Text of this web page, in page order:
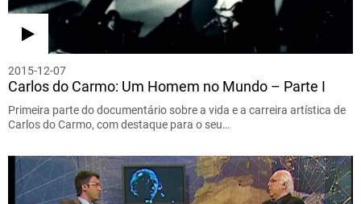
2015-12-07
Carlos do Carmo: Um Homem no Mundo – Parte I
Primeira parte do documentário sobre a vida e a carreira artística de
Carlos do Carmo, com destaque para o seu…